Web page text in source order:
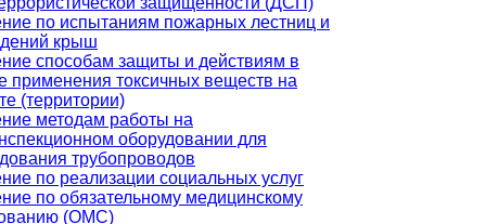
по испытаниям пожарных лестниц и
крыш
способам защиты и действиям в
применения токсичных веществ на
(территории)
методам работы на
оборудовании для
трубопроводов
по реализации социальных услуг
по обязательному медицинскому
(ОМС)